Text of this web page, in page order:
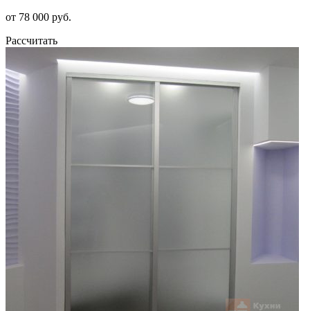
от 78 000 руб.
Рассчитать